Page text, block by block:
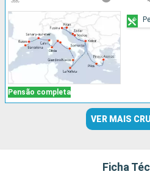
Pensão completa
VER MAIS
Ficha